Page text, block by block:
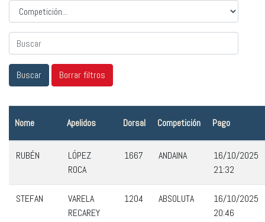
Competicion
Nome Apelidos Dorsal Competición Pago
RUBÉN
LÓPEZ
ROCA
1667 ANDAINA
16/10/2025
21:32
STEFAN
VARELA
RECAREY
1204 ABSOLUTA
16/10/2025
20:46